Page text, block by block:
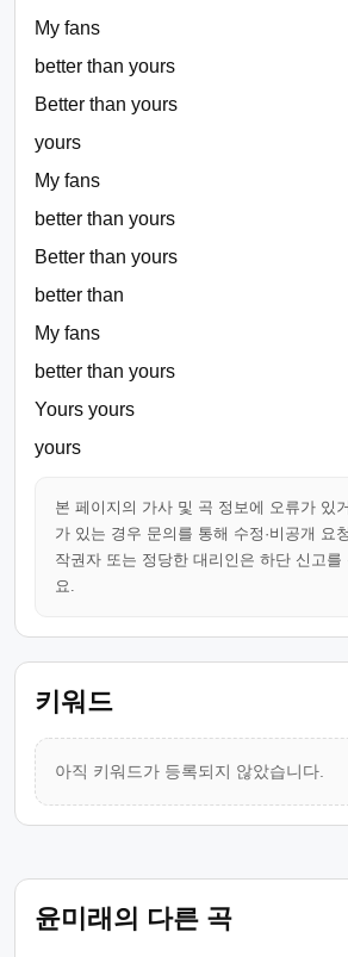
My fans
better than yours
Better than yours
yours
My fans
better than yours
Better than yours
better than
My fans
better than yours
Yours yours
yours
본 페이지의 가사 및 곡 정보에 오류가 있
가 있는 경우 문의를 통해 수정·비공개 요
작권자 또는 정당한 대리인은 하단 신고를
요.
키워드
아직 키워드가 등록되지 않았습니다.
윤미래의 다른 곡